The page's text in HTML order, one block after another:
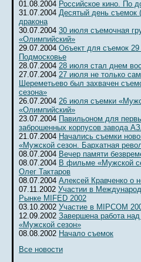
01.08.2004 Российское кино. По
31.07.2004 Десятый день съемок
дракона
30.07.2004 30 июля съемочная
«Олимпийский»
29.07.2004 Объект для съемок
Подмосковье
28.07.2004 28 июля стал днем
27.07.2004 27 июля не только
Шереметьево был захвачен
сезона»
26.07.2004 26 июля съемки
«Олимпийский»
23.07.2004 Павильоном для
заброшенных корпусов завода
21.07.2004 Начались съемки
«Мужской сезон. Бархатная
08.07.2004 Вечер памяти
08.07.2004 В фильме «Мужской
Олег Тактаров
08.07.2004 Алексей Кравченко о
07.11.2002 Участии в
Рынке MIFED 2002
03.10.2002 Участие в MIPCOM
12.09.2002 Завершена работа
«Мужской сезон»
08.08.2002 Начало съемок
Все новости